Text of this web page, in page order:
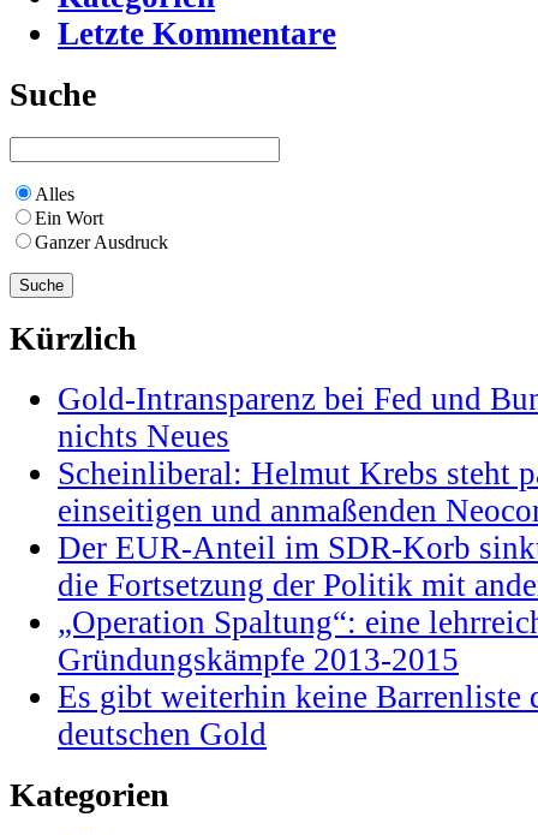
Letzte Kommentare
Suche
Alles
Ein Wort
Ganzer Ausdruck
Kürzlich
Gold-Intransparenz bei Fed und
nichts Neues
Scheinliberal: Helmut Krebs steht
einseitigen und anmaßenden
Der EUR-Anteil im SDR-Korb
die Fortsetzung der Politik mit
„Operation Spaltung“: eine
Gründungskämpfe 2013-2015
Es gibt weiterhin keine Barrenliste
deutschen Gold
Kategorien